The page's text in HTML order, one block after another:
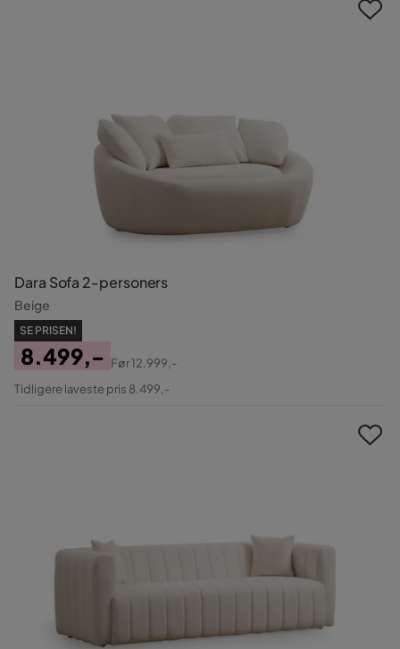
Dara Sofa 2-personers
Beige
SE PRISEN!
Pris
8.499,-
Original
Før12.999,-
Tidligere laveste pris 8.499,-